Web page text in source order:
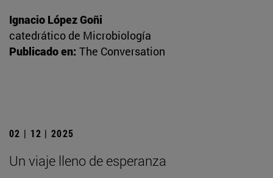
Ignacio López Goñi
catedrático de Microbiología
Publicado en: The Conversation
02 | 12 | 2025
Un viaje lleno de esperanza